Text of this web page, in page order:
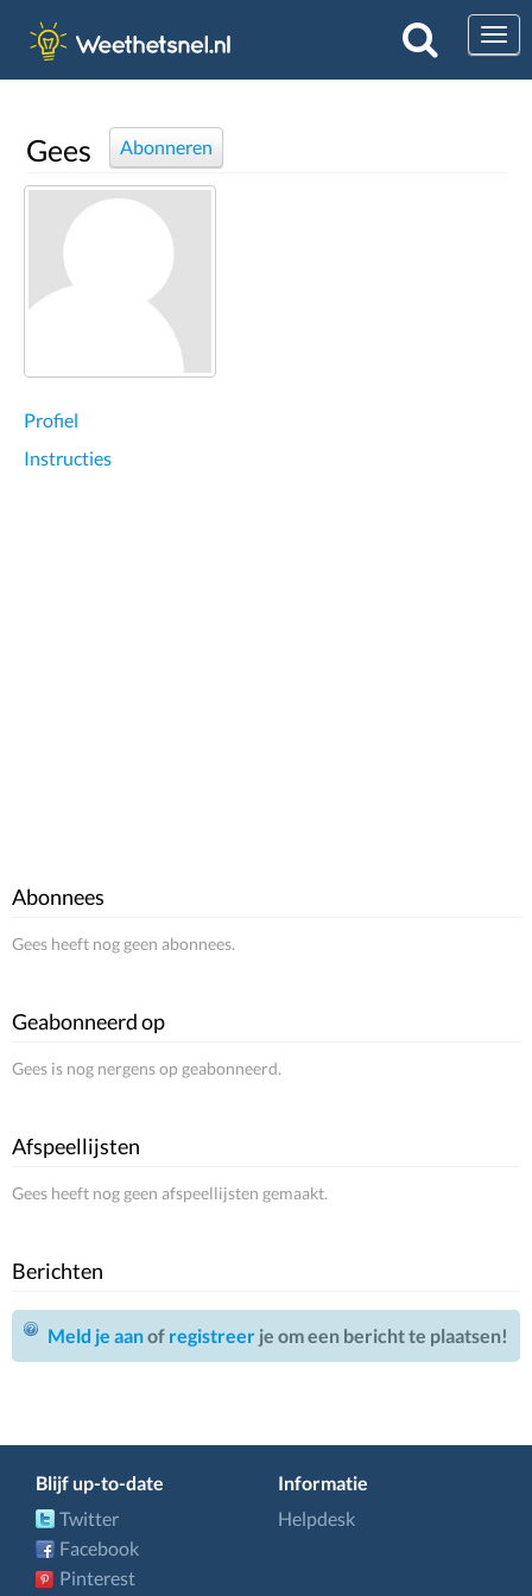
Gees Abonneren
Profiel
Instructies
Abonnees
Gees heeft nog geen abonnees.
Geabonneerd op
Gees is nog nergens op geabonneerd.
Afspeellijsten
Gees heeft nog geen afspeellijsten gemaakt.
Berichten
Meld je aanof registreer je om een bericht te plaatsen!
Blijf up-to-date
Twitter
Facebook
Pinterest
Informatie
Helpdesk